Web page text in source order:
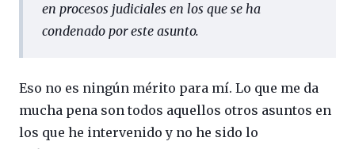
en procesos judiciales en los que se ha
condenado por este asunto.
Eso no es ningún mérito para mí. Lo que me da
mucha pena son todos aquellos otros asuntos en
los que he intervenido y no he sido lo